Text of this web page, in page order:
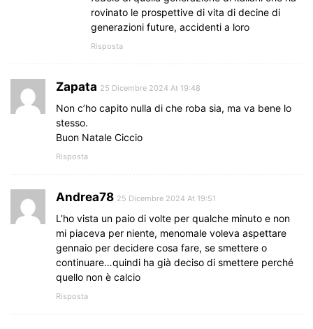
rovinato le prospettive di vita di decine di
generazioni future, accidenti a loro
Risposta
Zapata 25 Dicembre 2024 At 19:48
Non c’ho capito nulla di che roba sia, ma va bene lo
stesso.
Buon Natale Ciccio
Risposta
Andrea78 25 Dicembre 2024 At 19:51
L’ho vista un paio di volte per qualche minuto e non
mi piaceva per niente, menomale voleva aspettare
gennaio per decidere cosa fare, se smettere o
continuare…quindi ha già deciso di smettere perché
quello non è calcio
Risposta